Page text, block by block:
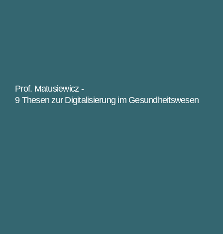
Prof. Matusiewicz -
9 Thesen zur Digitalisierung im Gesundheitswesen